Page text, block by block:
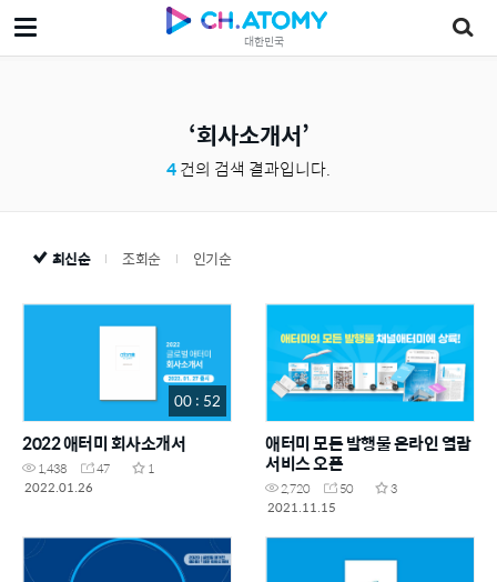
대한민국
회사소개서
4건의 검색 결과입니다.
최신순 조회순 인기순
00 : 52
2022 애터미 회사소개서
1,438 47
1
2022.01.26
애터미 모든 발행물 온라인 열람
서비스 오픈
2,720 50
3
2021.11.15